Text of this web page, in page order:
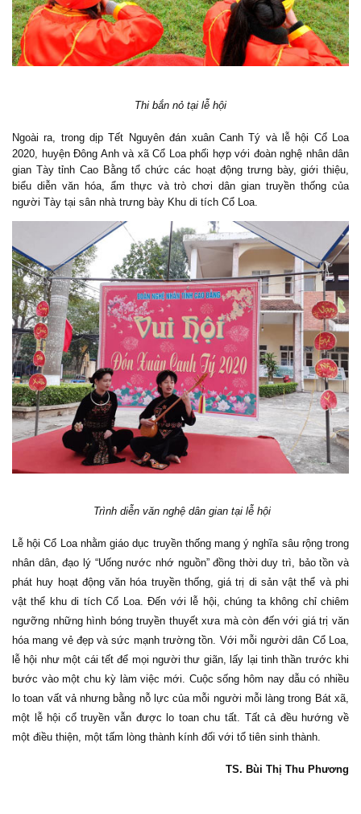
Thi bắn nỏ tại lễ hội
Ngoài ra, trong dịp Tết Nguyên đán xuân Canh Tý và lễ hội Cổ Loa
2020, huyện Đông Anh và xã Cổ Loa phối hợp với đoàn nghệ nhân dân
gian Tày tỉnh Cao Bằng tổ chức các hoạt động trưng bày, giới thiệu,
biểu diễn văn hóa, ẩm thực và trò chơi dân gian truyền thống của
người Tày tại sân nhà trưng bày Khu di tích Cổ Loa.
Trình diễn văn nghệ dân gian tại lễ hội
Lễ hội Cổ Loa nhằm giáo dục truyền thống mang ý nghĩa sâu rộng trong
nhân dân, đạo lý “Uống nước nhớ nguồn” đồng thời duy trì, bảo tồn và
phát huy hoạt động văn hóa truyền thống, giá trị di sản vật thể và phi
vật thể khu di tích Cổ Loa. Đến với lễ hội, chúng ta không chỉ chiêm
ngưỡng những hình bóng truyền thuyết xưa mà còn đến với giá trị văn
hóa mang vẻ đẹp và sức mạnh trường tồn. Với mỗi người dân Cổ Loa,
lễ hội như một cái tết để mọi người thư giãn, lấy lại tinh thần trước khi
bước vào một chu kỳ làm việc mới. Cuộc sống hôm nay dẫu có nhiều
lo toan vất vả nhưng bằng nỗ lực của mỗi người mỗi làng trong Bát xã,
một lễ hội cổ truyền vẫn được lo toan chu tất. Tất cả đều hướng về
một điều thiện, một tấm lòng thành kính đối với tổ tiên sinh thành.
TS. Bùi Thị Thu Phương